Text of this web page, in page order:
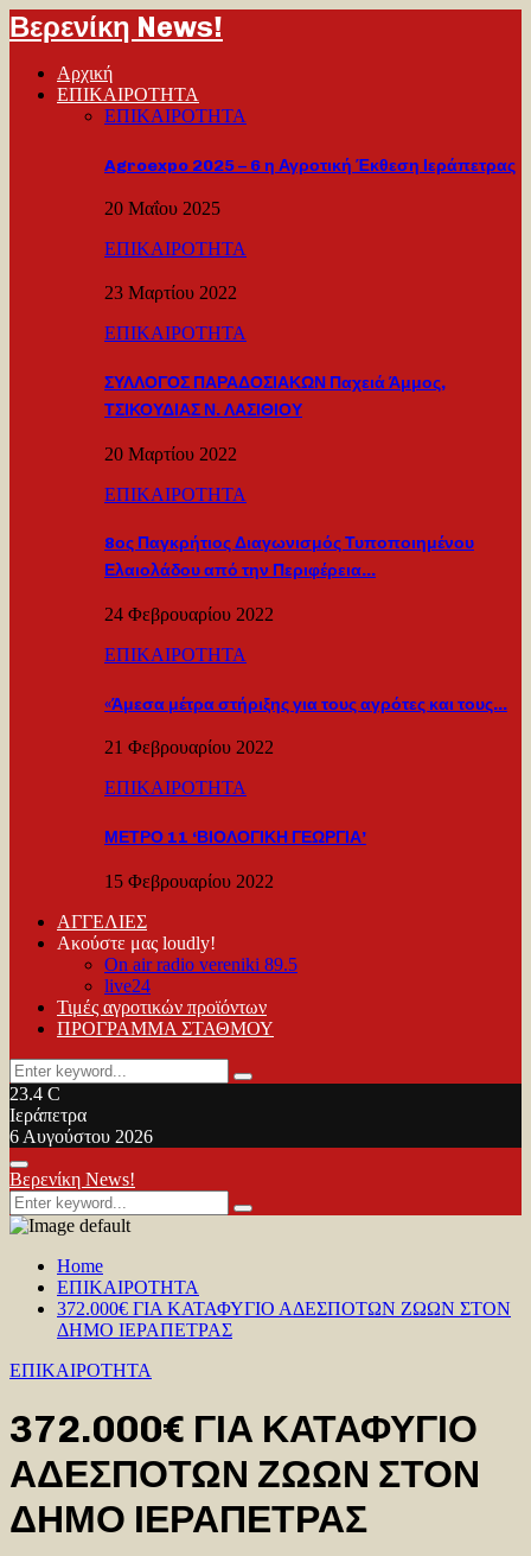
Βερενίκη News!
Αρχική
ΕΠΙΚΑΙΡΟΤΗΤΑ
ΕΠΙΚΑΙΡΟΤΗΤΑ
Agroexpo 2025 – 6 η Αγροτική Έκθεση Ιεράπετρας
20 Μαΐου 2025
ΕΠΙΚΑΙΡΟΤΗΤΑ
23 Μαρτίου 2022
ΕΠΙΚΑΙΡΟΤΗΤΑ
ΣΥΛΛΟΓΟΣ ΠΑΡΑΔΟΣΙΑΚΩΝ Παχειά Άμμος,
ΤΣΙΚΟΥΔΙΑΣ Ν. ΛΑΣΙΘΙΟΥ
20 Μαρτίου 2022
ΕΠΙΚΑΙΡΟΤΗΤΑ
8ος Παγκρήτιος Διαγωνισμός Τυποποιημένου
Ελαιολάδου από την Περιφέρεια…
24 Φεβρουαρίου 2022
ΕΠΙΚΑΙΡΟΤΗΤΑ
«Άμεσα μέτρα στήριξης για τους αγρότες και τους…
21 Φεβρουαρίου 2022
ΕΠΙΚΑΙΡΟΤΗΤΑ
ΜΕΤΡΟ 11 ‘ΒΙΟΛΟΓΙΚΗ ΓΕΩΡΓΙΑ’
15 Φεβρουαρίου 2022
ΑΓΓΕΛΙΕΣ
Ακούστε μας loudly!
On air radio vereniki 89.5
live24
Τιμές αγροτικών προϊόντων
ΠΡΟΓΡΑΜΜΑ ΣΤΑΘΜΟΥ
Search
for:
Search
23.4 C
Ιεράπετρα
6 Αυγούστου 2026
Facebook
Twitter
Youtube
Primary
Menu
Βερενίκη News!
Search
for:
Search
Home
ΕΠΙΚΑΙΡΟΤΗΤΑ
372.000€ ΓΙΑ ΚΑΤΑΦΥΓΙΟ ΑΔΕΣΠΟΤΩΝ ΖΩΩΝ ΣΤΟΝ
ΔΗΜΟ ΙΕΡΑΠΕΤΡΑΣ
ΕΠΙΚΑΙΡΟΤΗΤΑ
372.000€ ΓΙΑ ΚΑΤΑΦΥΓΙΟ
ΑΔΕΣΠΟΤΩΝ ΖΩΩΝ ΣΤΟΝ
ΔΗΜΟ ΙΕΡΑΠΕΤΡΑΣ